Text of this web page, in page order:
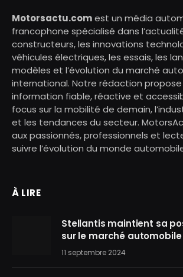
Motorsactu.comest un média
francophone spécialisé dans
constructeurs, les innovations
véhicules électriques, les essais, les
modèles et l’évolution du marché
international. Notre rédaction propose
information fiable, réactive et
focus sur la mobilité de demain,
et les tendances du secteur.
aux passionnés, professionnels et
suivre l’évolution du monde
À LIRE
Stellantis maintient sa
sur le marché
11 septembre 2024